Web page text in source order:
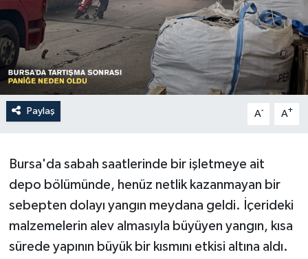
Paylaş A- A+
Bursa'da sabah saatlerinde bir işletmeye ait
depo bölümünde, henüz netlik kazanmayan bir
sebepten dolayı yangın meydana geldi. İçerideki
malzemelerin alev almasıyla büyüyen yangın, kısa
sürede yapının büyük bir kısmını etkisi altına aldı.
Spor
Türkiye